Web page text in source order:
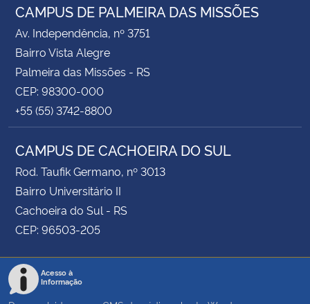
CAMPUS DE PALMEIRA DAS MISSÕES
Av. Independência, nº 3751
Bairro Vista Alegre
Palmeira das Missões - RS
CEP: 98300-000
+55 (55) 3742-8800
CAMPUS DE CACHOEIRA DO SUL
Rod. Taufik Germano, nº 3013
Bairro Universitário II
Cachoeira do Sul - RS
CEP: 96503-205
Acesso à
Informação